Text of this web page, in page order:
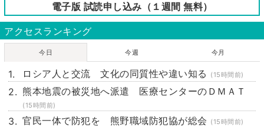
電子版 試読申し込み（１週間 無料）
アクセスランキング
今日 今週 今月
ロシア人と交流 文化の同質性や違い知る (15時間前)
熊本地震の被災地へ派遣 医療センターのＤＭＡＴ
(15時間前)
官民一体で防犯を 熊野職域防犯協が総会 (15時間前)